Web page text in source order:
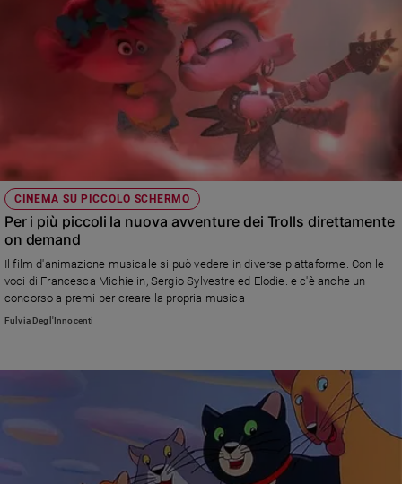
CINEMA SU PICCOLO SCHERMO
Per i più piccoli la nuova avventure dei Trolls direttamente
on demand
Il film d'animazione musicale si può vedere in diverse piattaforme. Con le
voci di Francesca Michielin, Sergio Sylvestre ed Elodie. e c'è anche un
concorso a premi per creare la propria musica
Fulvia Degl'Innocenti